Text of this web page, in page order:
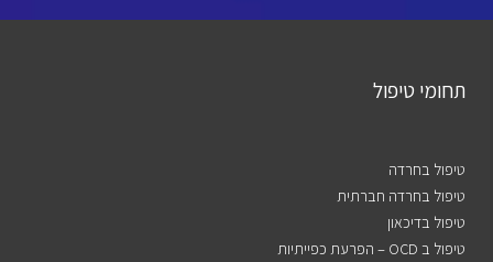
תחומי טיפול
טיפול בחרדה
טיפול בחרדה חברתית
טיפול בדיכאון
טיפול ב OCD – הפרעת כפייתיות